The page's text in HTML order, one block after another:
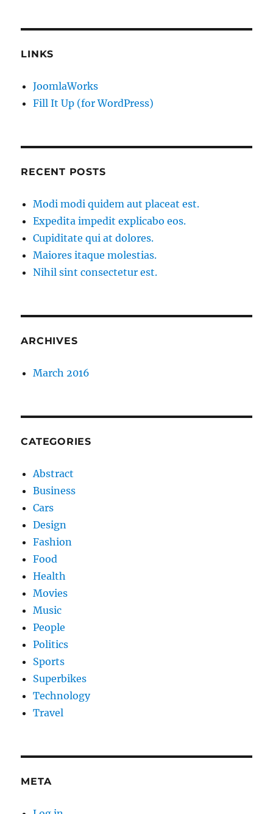
LINKS
JoomlaWorks
Fill It Up (for WordPress)
RECENT POSTS
Modi modi quidem aut placeat est.
Expedita impedit explicabo eos.
Cupiditate qui at dolores.
Maiores itaque molestias.
Nihil sint consectetur est.
ARCHIVES
March 2016
CATEGORIES
Abstract
Business
Cars
Design
Fashion
Food
Health
Movies
Music
People
Politics
Sports
Superbikes
Technology
Travel
META